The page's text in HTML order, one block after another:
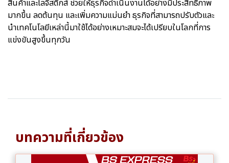
สินค้าและโลจิสติกส์ ช่วยให้ธุรกิจดำเนินงานได้อย่างมีประสิทธิภาพ
มากขึ้น ลดต้นทุน และเพิ่มความแม่นยำ ธุรกิจที่สามารถปรับตัวและ
นำเทคโนโลยีเหล่านี้มาใช้ได้อย่างเหมาะสมจะได้เปรียบในโลกที่การ
แข่งขันสูงขึ้นทุกวัน
บทความที่เกี่ยวข้อง